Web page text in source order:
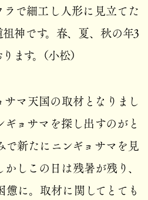
で細工し人形に見立てた
祖神です。春、夏、秋の年3
す。（小松）
マ天国の取材となりまし
ョサマを探し出すのがと
で新たにニンギョサマを見
しこの日は残暑が残り、
に。取材に関してとても